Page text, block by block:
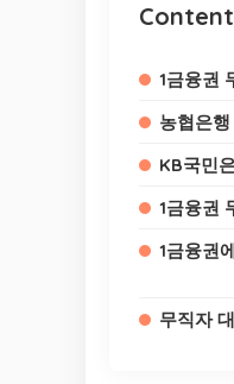
1금융권
농협은
KB국민
1금융권
1금융권
무직자